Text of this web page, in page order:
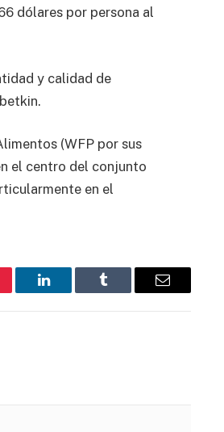
dólares por persona al
y calidad de
(WFP por sus
el centro del conjunto
en el
LinkedIn Tumblr Email